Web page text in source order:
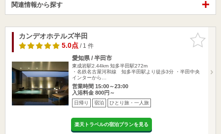
関連情報から探す
お気に入
りに追加
カンデオホテルズ半田
5.0点/ 1 件
愛知県 / 半田市
東成岩駅2.44km 知多半田駅272m
・名鉄名古屋河和線 知多半田駅より徒歩3分 ・半田中央
インターから…
営業時間 15:00～23:00
入浴料金 800円～
日帰り 宿泊 ひとり旅・一人旅
楽天トラベルの宿泊プランを見る